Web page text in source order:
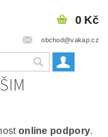
obchod@vakap.cz
0 Kč
online podpory.